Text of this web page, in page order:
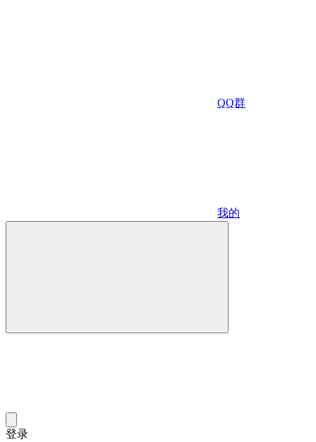
QQ群
我的
登录